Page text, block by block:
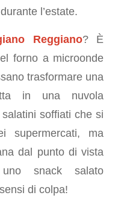
l’estate.
Reggiano? È
forno a microonde
trasformare una
in una nuvola
soffiati che si
supermercati, ma
dal punto di vista
uno snack salato
di colpa!